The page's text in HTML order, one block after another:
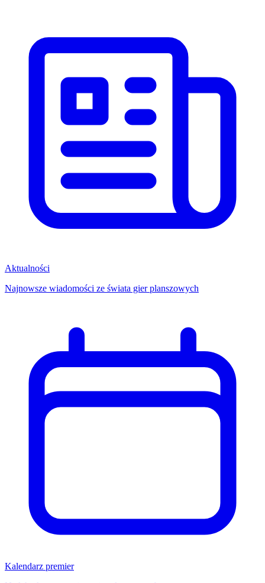
Aktualności
Najnowsze wiadomości ze świata gier planszowych
Kalendarz premier